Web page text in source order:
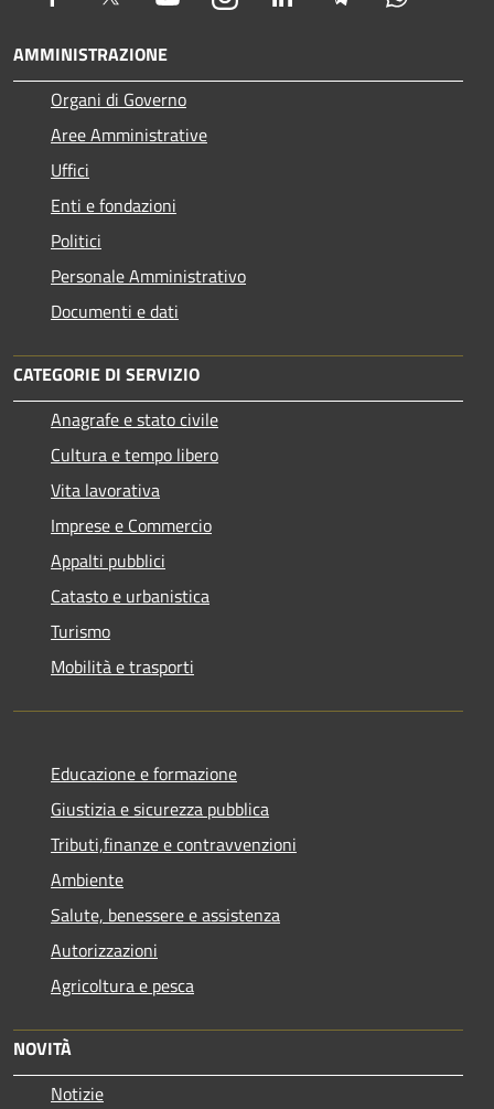
AMMINISTRAZIONE
Organi di Governo
Aree Amministrative
Uffici
Enti e fondazioni
Politici
Personale Amministrativo
Documenti e dati
CATEGORIE DI SERVIZIO
Anagrafe e stato civile
Cultura e tempo libero
Vita lavorativa
Imprese e Commercio
Appalti pubblici
Catasto e urbanistica
Turismo
Mobilità e trasporti
Educazione e formazione
Giustizia e sicurezza pubblica
Tributi,finanze e contravvenzioni
Ambiente
Salute, benessere e assistenza
Autorizzazioni
Agricoltura e pesca
NOVITÀ
Notizie